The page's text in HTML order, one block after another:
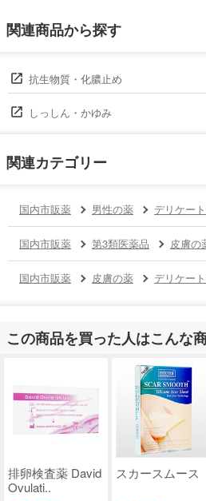
関連商品から探す
抗生物質・化膿止め
しっしん・かゆみ
関連カテゴリー
国内市販薬 男性の薬 デリケー
国内市販薬 第3類医薬品 皮膚の
国内市販薬 皮膚の薬 デリケー
この商品を買った人はこんな
排卵検査薬 David
Ovulati..
スカースムース